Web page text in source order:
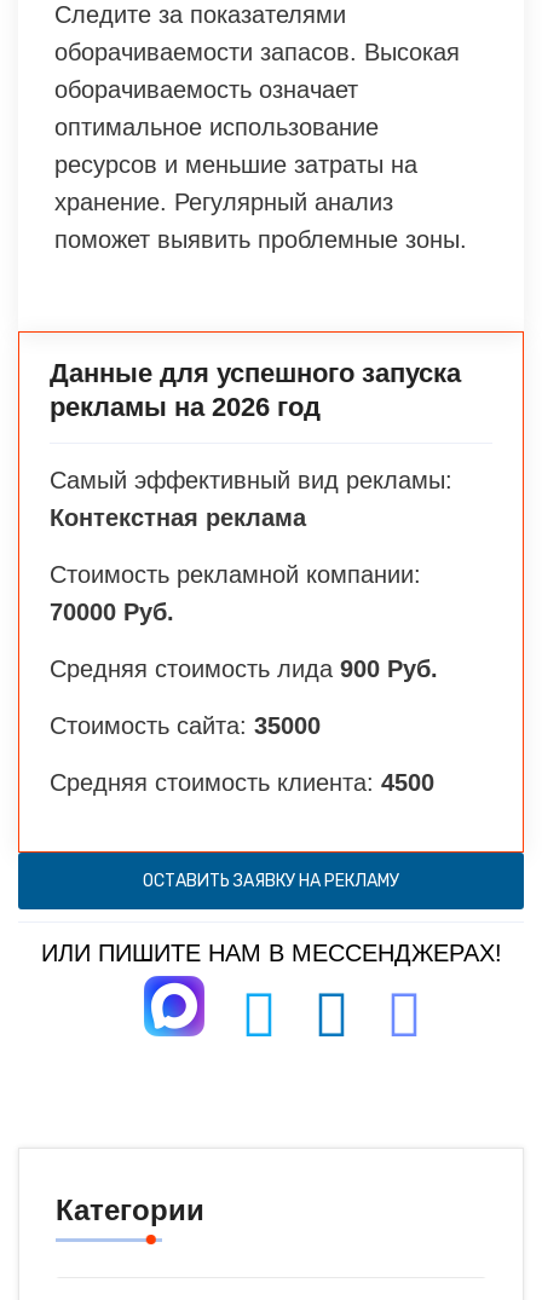
Следите за показателями
оборачиваемости запасов. Высокая
оборачиваемость означает
оптимальное использование
ресурсов и меньшие затраты на
хранение. Регулярный анализ
поможет выявить проблемные зоны.
Данные для успешного запуска
рекламы на 2026 год
Самый эффективный вид рекламы:
Контекстная реклама
Стоимость рекламной компании:
70000 Руб.
Средняя стоимость лида 900 Руб.
Стоимость сайта: 35000
Средняя стоимость клиента: 4500
ОСТАВИТЬ ЗАЯВКУ НА РЕКЛАМУ
ИЛИ ПИШИТЕ НАМ В МЕССЕНДЖЕРАХ!
Категории